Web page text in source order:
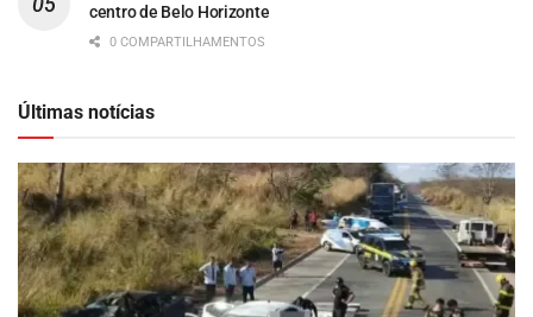
centro de Belo Horizonte
0 COMPARTILHAMENTOS
Últimas notícias